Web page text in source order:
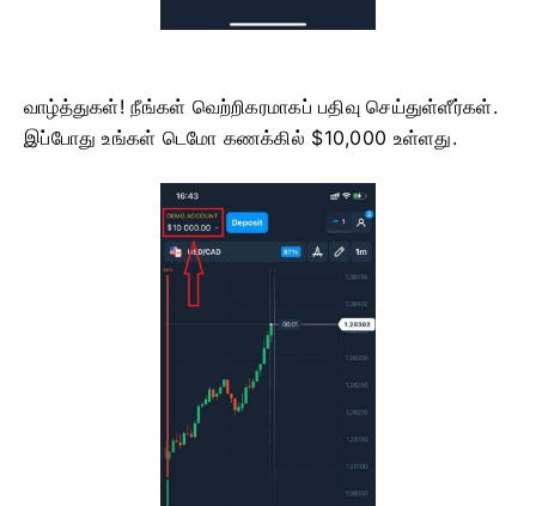
வாழ்த்துகள்! நீங்கள் வெற்றிகரமாகப் பதிவு செய்துள்ளீர்கள்.
இப்போது உங்கள் டெமோ கணக்கில் $10,000 உள்ளது.